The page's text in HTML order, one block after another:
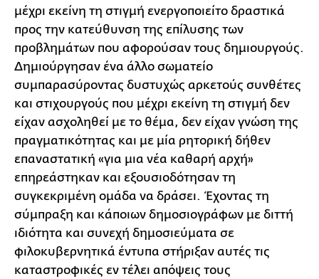
μέχρι εκείνη τη στιγμή ενεργοποιείτο δραστικά
προς την κατεύθυνση της επίλυσης των
προβλημάτων που αφορούσαν τους δημιουργούς.
Δημιούργησαν ένα άλλο σωματείο
συμπαρασύροντας δυστυχώς αρκετούς συνθέτες
και στιχουργούς που μέχρι εκείνη τη στιγμή δεν
είχαν ασχοληθεί με το θέμα, δεν είχαν γνώση της
πραγματικότητας και με μία ρητορική δήθεν
επαναστατική «για μια νέα καθαρή αρχή»
επηρεάστηκαν και εξουσιοδότησαν τη
συγκεκριμένη ομάδα να δράσει. Έχοντας τη
σύμπραξη και κάποιων δημοσιογράφων με διττή
ιδιότητα και συνεχή δημοσιεύματα σε
φιλοκυβερνητικά έντυπα στήριξαν αυτές τις
καταστροφικές εν τέλει απόψεις τους